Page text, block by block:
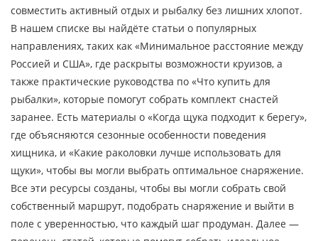
совместить активный отдых и рыбалку без лишних хлопот.
В нашем списке вы найдёте статьи о популярных
направлениях, таких как «Минимальное расстояние между
Россией и США», где раскрыты возможности круизов, а
также практические руководства по «Что купить для
рыбалки», которые помогут собрать комплект снастей
заранее. Есть материалы о «Когда щука подходит к берегу»,
где объясняются сезонные особенности поведения
хищника, и «Какие раколовки лучше использовать для
щуки», чтобы вы могли выбрать оптимальное снаряжение.
Все эти ресурсы созданы, чтобы вы могли собрать свой
собственный маршрут, подобрать снаряжение и выйти в
поле с уверенностью, что каждый шаг продуман. Далее —